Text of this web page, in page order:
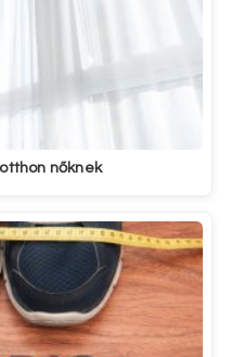
nőknek